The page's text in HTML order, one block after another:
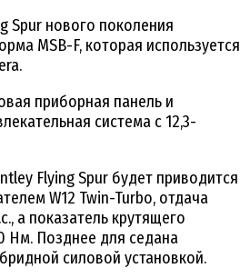
Spur нового поколения
MSB-F, которая используется
приборная панель и
система с 12,3-
Flying Spur будет приводится
W12 Twin-Turbo, отдача
а показатель крутящего
Нм. Позднее для седана
силовой установкой.